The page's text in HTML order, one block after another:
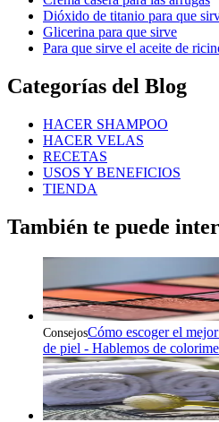
Dióxido de titanio para que
Glicerina para que sirve
Para que sirve el aceite de
Categorías del Blog
HACER SHAMPOO
HACER VELAS
RECETAS
USOS Y BENEFICIOS
TIENDA
También te puede
ConsejosCómo escoger el
de piel - Hablemos de